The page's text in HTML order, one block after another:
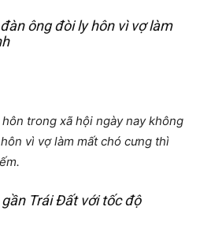
ông đòi ly hôn vì vợ làm
trong xã hội ngày nay không
vì vợ làm mất chó cưng thì
Trái Đất với tốc độ